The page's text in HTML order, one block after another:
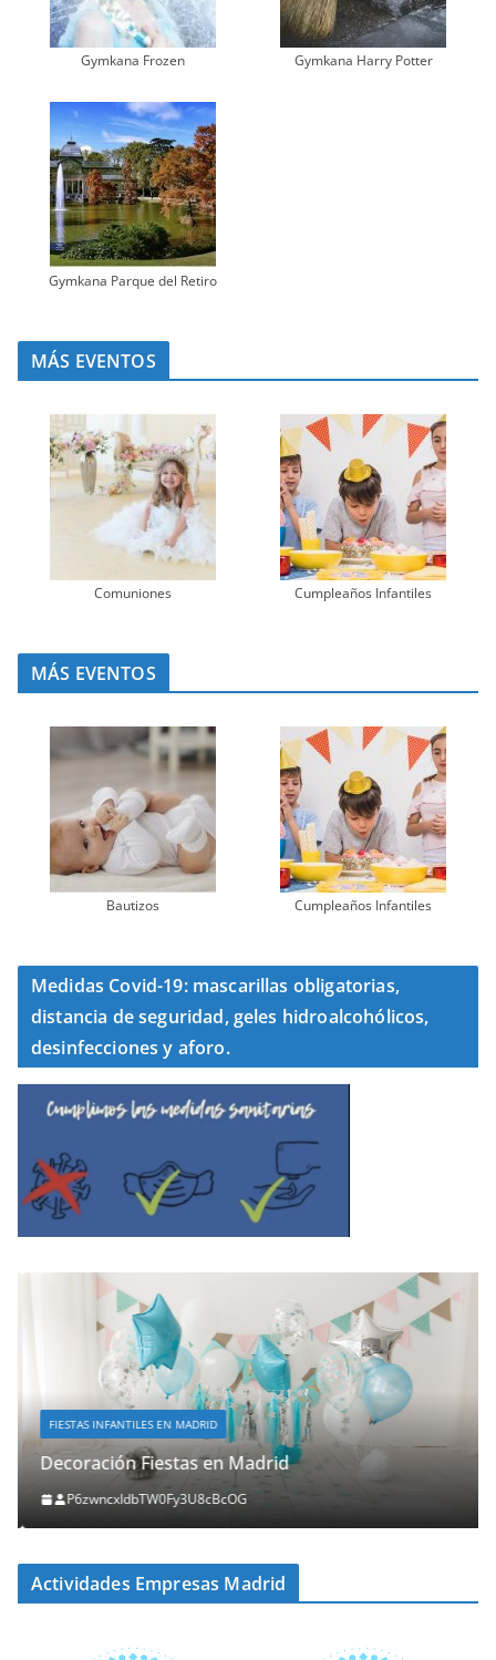
Gymkana Frozen Gymkana Harry Potter
Gymkana Parque del Retiro
MÁS EVENTOS
Comuniones Cumpleaños Infantiles
MÁS EVENTOS
Bautizos Cumpleaños Infantiles
Medidas Covid-19: mascarillas obligatorias,
distancia de seguridad, geles hidroalcohólicos,
desinfecciones y aforo.
FIESTAS INFANTILES EN MADRID
Decoración Fiestas en Madrid
P6zwncxIdbTW0Fy3U8cBcOG
Actividades Empresas Madrid